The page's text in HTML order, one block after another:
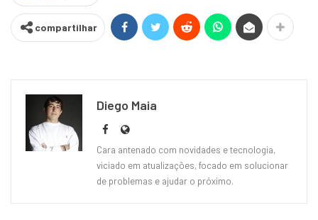
compartilhar
Diego Maia
Cara antenado com novidades e tecnologia,
viciado em atualizações, focado em solucionar
de problemas e ajudar o próximo.